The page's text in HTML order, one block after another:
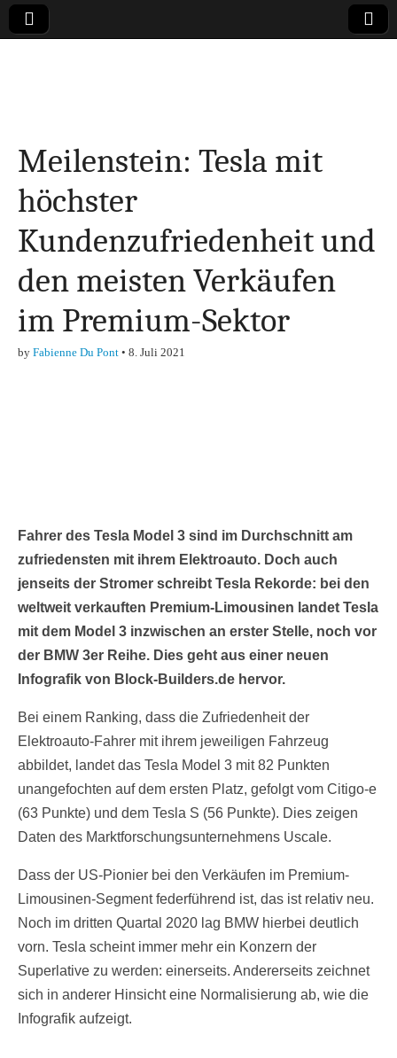
Finanzen,
Marketing-, Vertrieb-
& Investment-Tipps
Meilenstein: Tesla mit
höchster
Kundenzufriedenheit und
den meisten Verkäufen
im Premium-Sektor
by Fabienne Du Pont • 8. Juli 2021
Fahrer des Tesla Model 3 sind im Durchschnitt am
zufriedensten mit ihrem Elektroauto. Doch auch
jenseits der Stromer schreibt Tesla Rekorde: bei den
weltweit verkauften Premium-Limousinen landet Tesla
mit dem Model 3 inzwischen an erster Stelle, noch vor
der BMW 3er Reihe. Dies geht aus einer neuen
Infografik von Block-Builders.de hervor.
Bei einem Ranking, dass die Zufriedenheit der
Elektroauto-Fahrer mit ihrem jeweiligen Fahrzeug
abbildet, landet das Tesla Model 3 mit 82 Punkten
unangefochten auf dem ersten Platz, gefolgt vom Citigo-e
(63 Punkte) und dem Tesla S (56 Punkte). Dies zeigen
Daten des Marktforschungsunternehmens Uscale.
Dass der US-Pionier bei den Verkäufen im Premium-
Limousinen-Segment federführend ist, das ist relativ neu.
Noch im dritten Quartal 2020 lag BMW hierbei deutlich
vorn. Tesla scheint immer mehr ein Konzern der
Superlative zu werden: einerseits. Andererseits zeichnet
sich in anderer Hinsicht eine Normalisierung ab, wie die
Infografik aufzeigt.